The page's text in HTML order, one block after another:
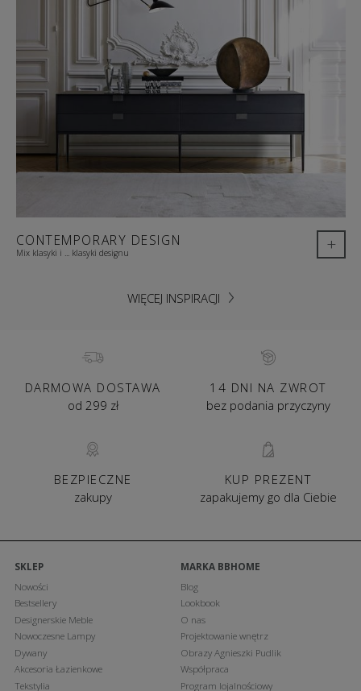
CONTEMPORARY DESIGN
Mix klasyki i ... klasyki designu +
WIĘCEJ INSPIRACJI
DARMOWA DOSTAWA
od 299 zł
14 DNI NA ZWROT
bez podania przyczyny
BEZPIECZNE
zakupy
KUP PREZENT
zapakujemy go dla Ciebie
SKLEP
Nowości
Bestsellery
Designerskie Meble
Nowoczesne Lampy
Dywany
Akcesoria Łazienkowe
Tekstylia
MARKA BBHOME
Blog
Lookbook
O nas
Projektowanie wnętrz
Obrazy Agnieszki Pudlik
Współpraca
Program lojalnościowy